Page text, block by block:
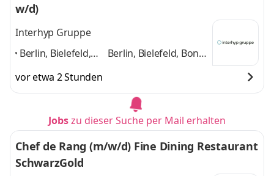
w/d)
Interhyp Gruppe
Berlin, Bielefeld,
Dortmund, Essen,
Hamburg,
Berlin, Bielefeld, Bonn,
Hannover, Leipzigund
7 weitere
vor etwa 2 Stunden
Jobszu dieser Suche per Mail erhalten
Chef de Rang (m/w/d) Fine Dining Restaurant
SchwarzGold